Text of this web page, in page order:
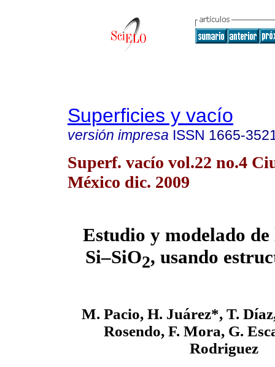
Superficies y vacío
versión impresa ISSN 1665-
Superf. vacío vol.22 no.4
México dic. 2009
Estudio y modelado
Si–SiO2, usando
M. Pacio, H. Juárez*, T.
Rosendo, F. Mora, G.
Rodriguez